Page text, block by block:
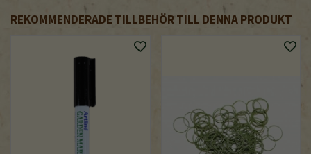
REKOMMENDERADE TILLBEHÖR TILL DENNA PRODUKT